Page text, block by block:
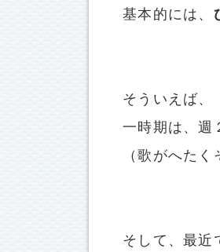
基本的には、
そういえば、
一時期は、週
（歌がへた
そして、最近